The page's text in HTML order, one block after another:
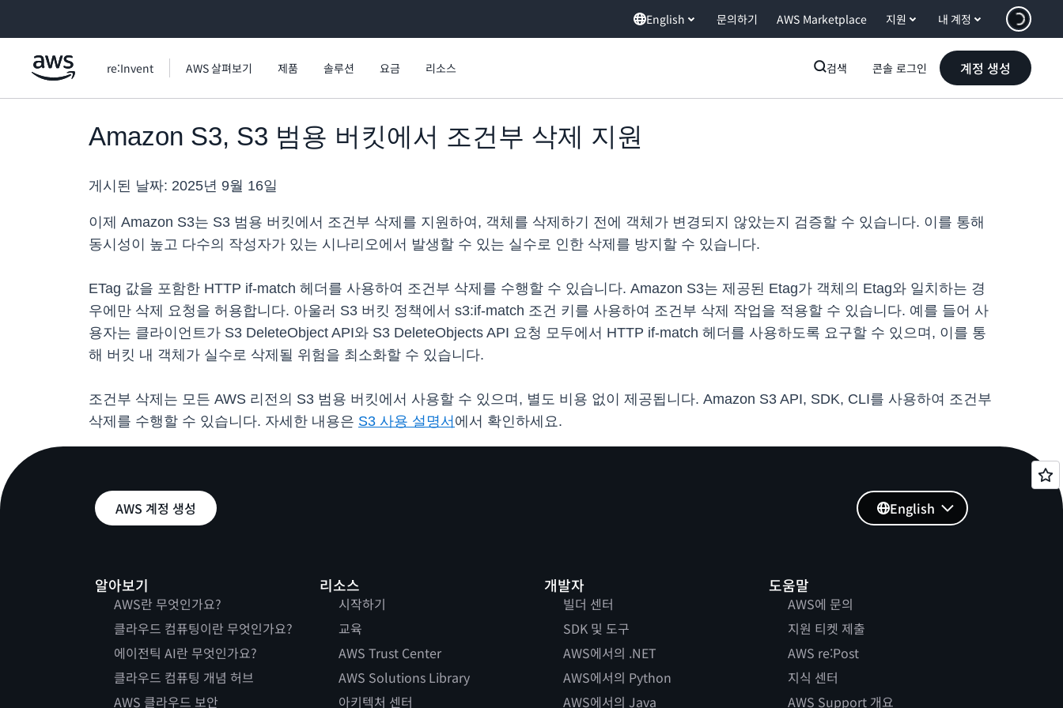
English 문의하기 AWS Marketplace 지원 내 계정
re:Invent AWS 살펴보기 제품 솔루션 요금 리소스 검색 콘솔 로그인 계정 생성
Amazon S3, S3 범용 버킷에서 조건부 삭제 지원
게시된 날짜: 2025년 9월 16일
이제 Amazon S3는 S3 범용 버킷에서 조건부 삭제를 지원하여, 객체를 삭제하기 전에 객체가 변경되지 않았는지 검증할 수 있습니다. 이를 통해
동시성이 높고 다수의 작성자가 있는 시나리오에서 발생할 수 있는 실수로 인한 삭제를 방지할 수 있습니다.
ETag 값을 포함한 HTTP if-match 헤더를 사용하여 조건부 삭제를 수행할 수 있습니다. Amazon S3는 제공된 Etag가 객체의 Etag와 일치하는 경
우에만 삭제 요청을 허용합니다. 아울러 S3 버킷 정책에서 s3:if-match 조건 키를 사용하여 조건부 삭제 작업을 적용할 수 있습니다. 예를 들어 사
용자는 클라이언트가 S3 DeleteObject API와 S3 DeleteObjects API 요청 모두에서 HTTP if-match 헤더를 사용하도록 요구할 수 있으며, 이를 통
해 버킷 내 객체가 실수로 삭제될 위험을 최소화할 수 있습니다.
조건부 삭제는 모든 AWS 리전의 S3 범용 버킷에서 사용할 수 있으며, 별도 비용 없이 제공됩니다. Amazon S3 API, SDK, CLI를 사용하여 조건부
삭제를 수행할 수 있습니다. 자세한 내용은 S3 사용 설명서 에서 확인하세요.
AWS 계정 생성
알아보기
AWS란 무엇인가요?
클라우드 컴퓨팅이란 무엇인가요?
에이전틱 AI란 무엇인가요?
클라우드 컴퓨팅 개념 허브
AWS 클라우드 보안
리소스
시작하기
교육
AWS Trust Center
AWS Solutions Library
아키텍처 센터
개발자
빌더 센터
SDK 및 도구
AWS에서의 .NET
AWS에서의 Python
AWS에서의 Java
도움말
AWS에 문의
지원 티켓 제출
AWS re:Post
지식 센터
AWS Support 개요
English